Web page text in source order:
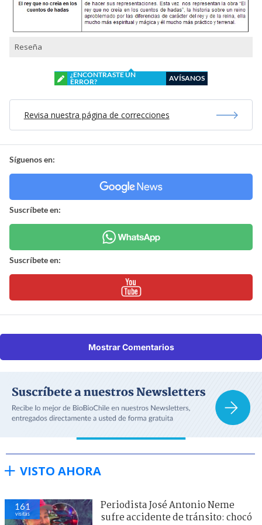
Reseña
¿ENCONTRASTE UN
ERROR?
AVÍSANOS
Revisa nuestra página de correcciones
Síguenos en:
Suscríbete en:
Suscríbete en:
Mostrar Comentarios
VISTO AHORA
161
visitas
Periodista José Antonio Neme
sufre accidente de tránsito: chocó